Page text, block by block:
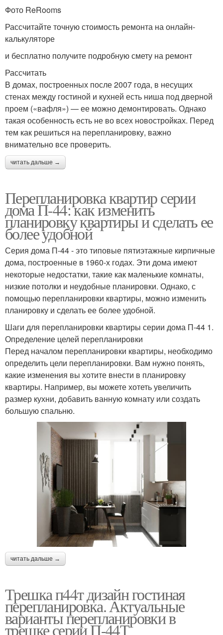
Фото ReRooms
Рассчитайте точную стоимость ремонта на онлайн-
калькуляторе
и бесплатно получите подробную смету на ремонт
Рассчитать
В домах, построенных после 2007 года, в несущих
стенах между гостиной и кухней есть ниша под дверной
проем («вафля») — ее можно демонтировать. Однако
такая особенность есть не во всех новостройках. Перед
тем как решиться на перепланировку, важно
внимательно все проверить.
читать дальше →
Перепланировка квартир серии
дома П-44: как изменить
планировку квартиры и сделать ее
более удобной
Серия дома П-44 - это типовые пятиэтажные кирпичные
дома, построенные в 1960-х годах. Эти дома имеют
некоторые недостатки, такие как маленькие комнаты,
низкие потолки и неудобные планировки. Однако, с
помощью перепланировки квартиры, можно изменить
планировку и сделать ее более удобной.
Шаги для перепланировки квартиры серии дома П-44 1.
Определение целей перепланировки
Перед началом перепланировки квартиры, необходимо
определить цели перепланировки. Вам нужно понять,
какие изменения вы хотите внести в планировку
квартиры. Например, вы можете хотеть увеличить
размер кухни, добавить ванную комнату или создать
большую спальню.
читать дальше →
Трешка п44т дизайн гостиная
перепланировка. Актуальные
варианты перепланировки в
трешке серии П-44Т